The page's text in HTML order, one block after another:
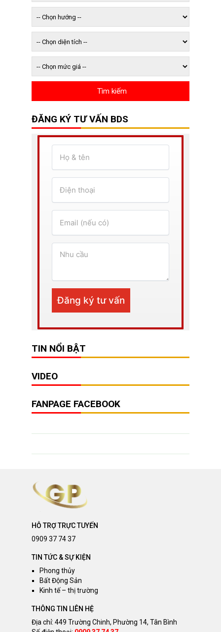
ĐĂNG KÝ TƯ VẤN BDS
TIN NỔI BẬT
VIDEO
FANPAGE FACEBOOK
HỖ TRỢ TRỰC TUYẾN
0909 37 74 37
TIN TỨC & SỰ KIỆN
Phong thủy
Bất Động Sản
Kinh tế – thị trường
THÔNG TIN LIÊN HỆ
Địa chỉ: 449 Trường Chinh, Phường 14, Tân Bình